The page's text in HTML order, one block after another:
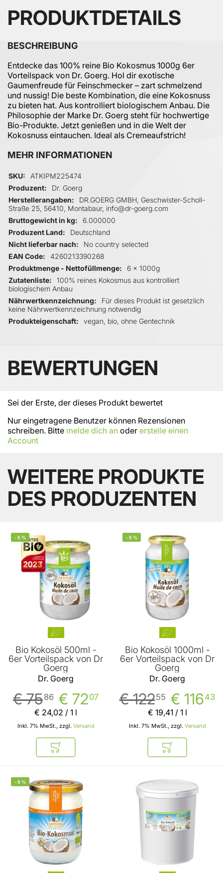
PRODUKTDETAILS
BESCHREIBUNG
Entdecke das 100% reine Bio Kokosmus 1000g 6er
Vorteilspack von Dr. Goerg. Hol dir exotische
Gaumenfreude für Feinschmecker – zart schmelzend
und nussig! Die beste Kombination, die eine Kokosnuss
zu bieten hat. Aus kontrolliert biologischem Anbau. Die
Philosophie der Marke Dr. Goerg steht für hochwertige
Bio-Produkte. Jetzt genießen und in die Welt der
Kokosnuss eintauchen. Ideal als Cremeaufstrich!
MEHR INFORMATIONEN
Mehr Informationen
SKU
ATKIPM225474
Produzent
Dr. Goerg
Herstellerangaben
DR.GOERG GMBH, Geschwister-Scholl-
Straße 25, 56410, Montabaur, info@dr-goerg.com
Bruttogewicht in kg
6.000000
Produzent Land
Deutschland
Nicht lieferbar nach
No country selected
EAN Code
4260213390268
Produktmenge - Nettofüllmenge
6 x 1000g
Zutatenliste
100% reines Kokosmus aus kontrolliert
biologischem Anbau
Nährwertkennzeichnung
Für dieses Produkt ist gesetzlich
keine Nährwertkennzeichnung notwendig
Produkteigenschaft
vegan, bio, ohne Gentechnik
BEWERTUNGEN
Sei der Erste, der dieses Produkt bewertet
Nur eingetragene Benutzer können Rezensionen
schreiben. Bitte melde dich an oder erstelle einen
Account
WEITERE PRODUKTE
DES PRODUZENTEN
-5 %
Bio Kokosöl 500ml -
6er Vorteilspack von Dr
Goerg
Dr. Goerg
€ 7207
€ 7586
Inkl. 7% MwSt., zzgl. Versand
€ 24,02 / 1 l
In den Warenkorb
-5 %
Bio Kokosöl 1000ml -
6er Vorteilspack von Dr
Goerg
Dr. Goerg
€ 11643
€ 12255
Inkl. 7% MwSt., zzgl. Versand
€ 19,41 / 1 l
In den
-5 %